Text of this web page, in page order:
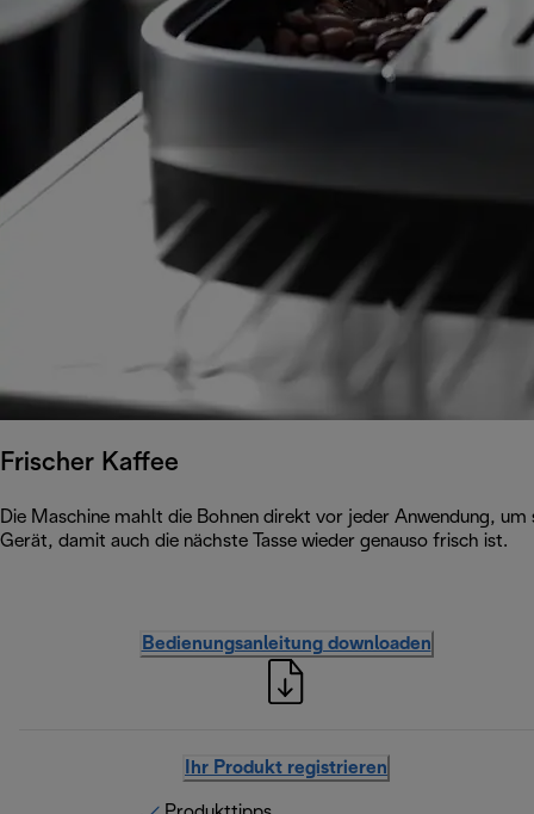
Frischer Kaffee
Die Maschine mahlt die Bohnen direkt vor jeder Anwendung,
Gerät, damit auch die nächste Tasse wieder genauso frisch ist.
Bedienungsanleitung downloaden
Ihr Produkt registrieren